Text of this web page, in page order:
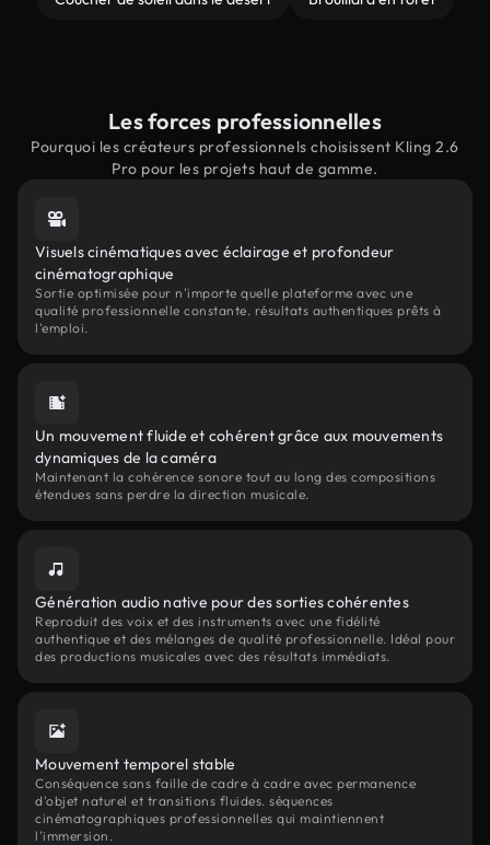
Les forces professionnelles
Pourquoi les créateurs professionnels choisissent Kling 2.6
Pro pour les projets haut de gamme.
Visuels cinématiques avec éclairage et profondeur
cinématographique
Sortie optimisée pour n'importe quelle plateforme avec une
qualité professionnelle constante. résultats authentiques prêts à
l'emploi.
Un mouvement fluide et cohérent grâce aux mouvements
dynamiques de la caméra
Maintenant la cohérence sonore tout au long des compositions
étendues sans perdre la direction musicale.
Génération audio native pour des sorties cohérentes
Reproduit des voix et des instruments avec une fidélité
authentique et des mélanges de qualité professionnelle. Idéal pour
des productions musicales avec des résultats immédiats.
Mouvement temporel stable
Conséquence sans faille de cadre à cadre avec permanence
d'objet naturel et transitions fluides. séquences
cinématographiques professionnelles qui maintiennent
l'immersion.